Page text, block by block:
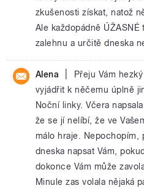
zkušenosti získat, natož
Ale každopádně
zalehnu a určitě dneska
Alena
Přeju Vám
vyjádřit k něčemu úplně
Noční linky. Včera
že se jí nelíbí, že ve
málo hraje. Nepochopím,
dneska napsat Vám,
dokonce Vám může
Minule zas volala nějaká